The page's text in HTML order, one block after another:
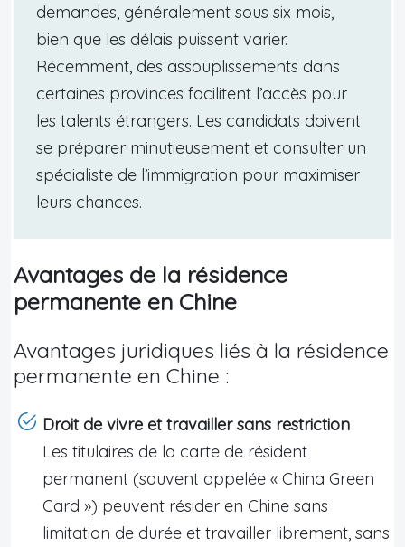
demandes, généralement sous six mois,
bien que les délais puissent varier.
Récemment, des assouplissements dans
certaines provinces facilitent l’accès pour
les talents étrangers. Les candidats doivent
se préparer minutieusement et consulter un
spécialiste de l’immigration pour maximiser
leurs chances.
Avantages de la résidence
permanente en Chine
Avantages juridiques liés à la résidence
permanente en Chine :
Droit de vivre et travailler sans restriction
Les titulaires de la carte de résident
permanent (souvent appelée « China Green
Card ») peuvent résider en Chine sans
limitation de durée et travailler librement, sans